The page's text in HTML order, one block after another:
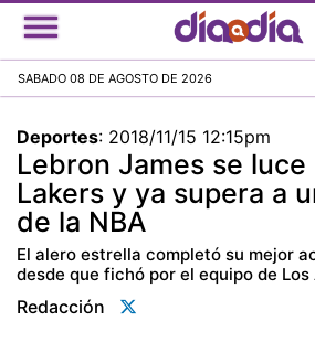
Pasar
al
principal
SABADO 08 DE AGOSTO DE 2026
Deportes: 2018/11/15 12:15pm
Lebron James se luce
Lakers y ya supera a
de la NBA
El alero estrella completó su mejor
desde que fichó por el equipo de Los
Redacción